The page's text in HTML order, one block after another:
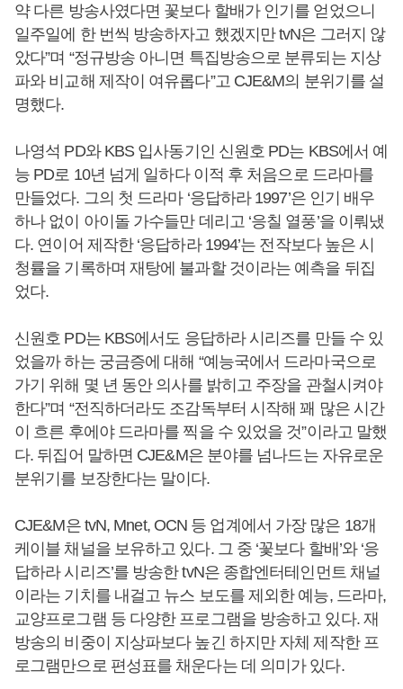
약 다른 방송사였다면 꽃보다 할배가 인기를 얻었으니
일주일에 한 번씩 방송하자고 했겠지만 tvN은 그러지 않
았다”며 “정규방송 아니면 특집방송으로 분류되는 지상
파와 비교해 제작이 여유롭다”고 CJE&M의 분위기를 설
명했다.
나영석 PD와 KBS 입사동기인 신원호 PD는 KBS에서 예
능 PD로 10년 넘게 일하다 이적 후 처음으로 드라마를
만들었다. 그의 첫 드라마 ‘응답하라 1997’은 인기 배우
하나 없이 아이돌 가수들만 데리고 ‘응칠 열풍’을 이뤄냈
다. 연이어 제작한 ‘응답하라 1994’는 전작보다 높은 시
청률을 기록하며 재탕에 불과할 것이라는 예측을 뒤집
었다.
신원호 PD는 KBS에서도 응답하라 시리즈를 만들 수 있
었을까 하는 궁금증에 대해 “예능국에서 드라마국으로
가기 위해 몇 년 동안 의사를 밝히고 주장을 관철시켜야
한다”며 “전직하더라도 조감독부터 시작해 꽤 많은 시간
이 흐른 후에야 드라마를 찍을 수 있었을 것”이라고 말했
다. 뒤집어 말하면 CJE&M은 분야를 넘나드는 자유로운
분위기를 보장한다는 말이다.
CJE&M은 tvN, Mnet, OCN 등 업계에서 가장 많은 18개
케이블 채널을 보유하고 있다. 그 중 ‘꽃보다 할배’와 ‘응
답하라 시리즈’를 방송한 tvN은 종합엔터테인먼트 채널
이라는 기치를 내걸고 뉴스 보도를 제외한 예능, 드라마,
교양프로그램 등 다양한 프로그램을 방송하고 있다. 재
방송의 비중이 지상파보다 높긴 하지만 자체 제작한 프
로그램만으로 편성표를 채운다는 데 의미가 있다.